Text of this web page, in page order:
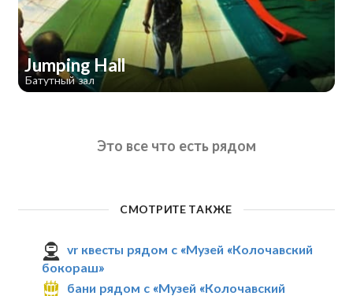
Jumping Hall
Батутный зал
Это все что есть рядом
СМОТРИТЕ ТАКЖЕ
vr квесты рядом с «Музей «Колочавский
бокораш»
бани рядом с «Музей «Колочавский